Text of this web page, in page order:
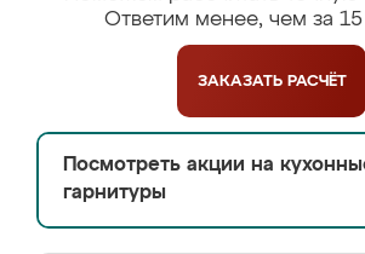
Ответим менее, чем за 15
ЗАКАЗАТЬ РАСЧЁТ
Посмотреть акции на
гарнитуры